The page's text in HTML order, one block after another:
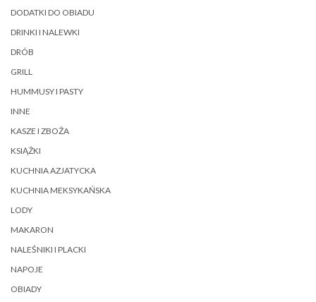
DODATKI DO OBIADU
DRINKI I NALEWKI
DRÓB
GRILL
HUMMUSY I PASTY
INNE
KASZE I ZBOŻA
KSIĄŻKI
KUCHNIA AZJATYCKA
KUCHNIA MEKSYKAŃSKA
LODY
MAKARON
NALEŚNIKI I PLACKI
NAPOJE
OBIADY